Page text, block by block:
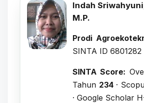
Indah
M.P.
Prodi
SINTA ID 6801282
SINTA Score:
Tahun 234·
· Google Scholar